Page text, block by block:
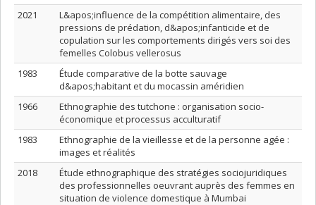
2021
L&apos;influence de la compétition alimentaire, des
pressions de prédation, d&apos;infanticide et de
copulation sur les comportements dirigés vers soi des
femelles Colobus vellerosus
1983
Étude comparative de la botte sauvage
d&apos;habitant et du mocassin améridien
1966
Ethnographie des tutchone : organisation socio-
économique et processus acculturatif
1983
Ethnographie de la vieillesse et de la personne agée :
images et réalités
2018
Étude ethnographique des stratégies sociojuridiques
des professionnelles oeuvrant auprès des femmes en
situation de violence domestique à Mumbai